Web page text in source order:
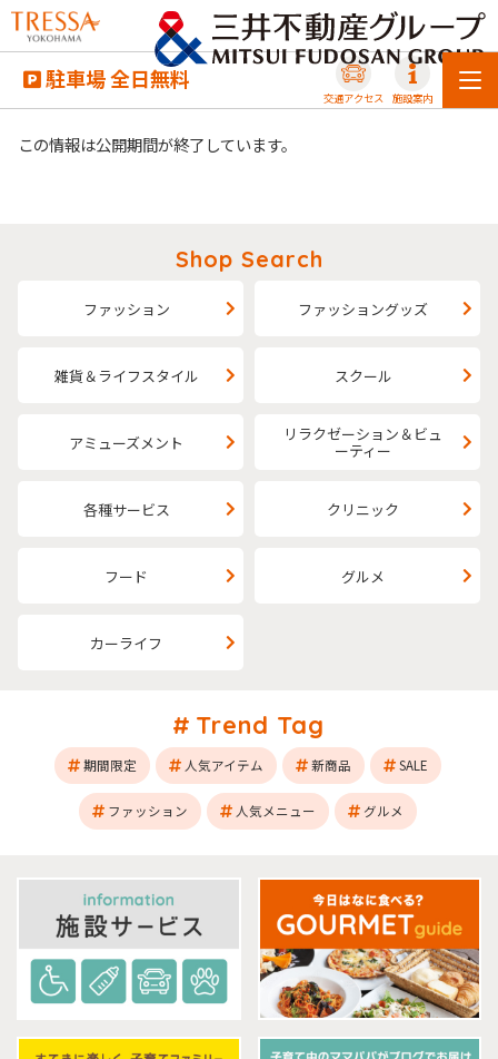
駐車場 全日無料
交通アクセス 施設案内
この情報は公開期間が終了しています。
Shop Search
ファッション ファッショングッズ
雑貨＆ライフスタイル スクール
アミューズメント リラクゼーション＆ビュ
ーティー
各種サービス クリニック
フード グルメ
カーライフ
Trend Tag
期間限定 人気アイテム 新商品 SALE
ファッション 人気メニュー グルメ